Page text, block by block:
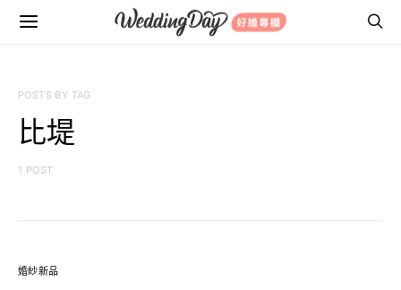
POSTS BY TAG
比堤
1 POST
婚紗新品